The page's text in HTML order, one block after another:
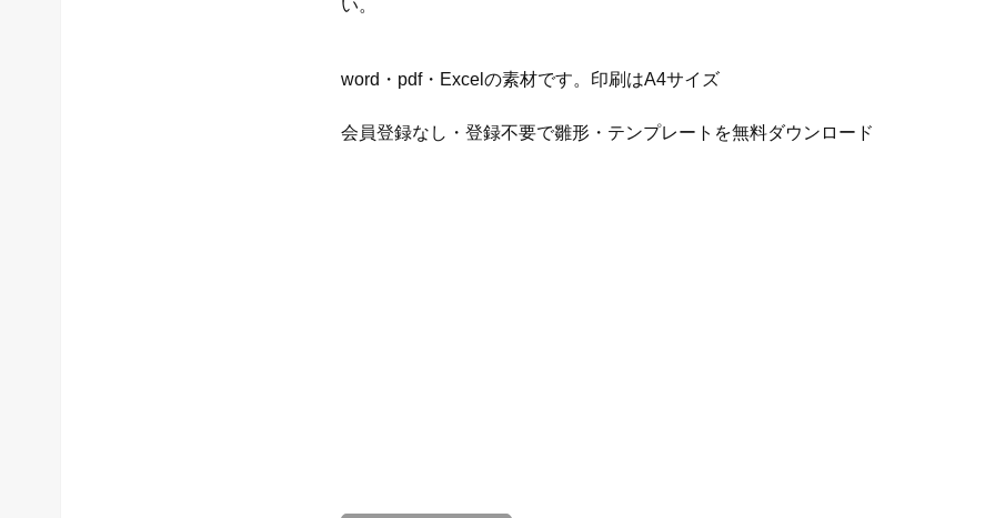
い。
word・pdf・Excelの素材です。印刷はA4サイズ
会員登録なし・登録不要で雛形・テンプレートを無料ダウンロード